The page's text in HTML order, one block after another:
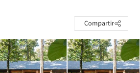
Compartir